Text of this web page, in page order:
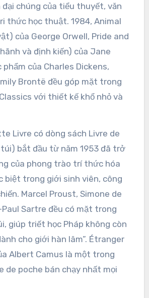
đại chúng của tiểu thuyết, văn
thức học thuật. 1984, Animal
của George Orwell, Pride and
và định kiến) của Jane
của Charles Dickens,
Brontë đều góp mặt trong
với thiết kế khổ nhỏ và
Livre có dòng sách Livre de
túi) bắt đầu từ năm 1953 đã trở
của phong trào trí thức hóa
biệt trong giới sinh viên, công
Marcel Proust, Simone de
Sartre đều có mặt trong
giúp triết học Pháp không còn
cho giới hàn lâm”. Étranger
Albert Camus là một trong
de poche bán chạy nhất mọi